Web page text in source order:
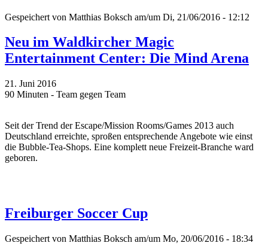
Gespeichert von Matthias Boksch am/um Di, 21/06/2016 - 12:12
Neu im Waldkircher Magic
Entertainment Center: Die Mind Arena
21. Juni 2016
90 Minuten - Team gegen Team
Seit der Trend der Escape/Mission Rooms/Games 2013 auch
Deutschland erreichte, sproßen entsprechende Angebote wie einst
die Bubble-Tea-Shops. Eine komplett neue Freizeit-Branche ward
geboren.
Freiburger Soccer Cup
Gespeichert von Matthias Boksch am/um Mo, 20/06/2016 - 18:34